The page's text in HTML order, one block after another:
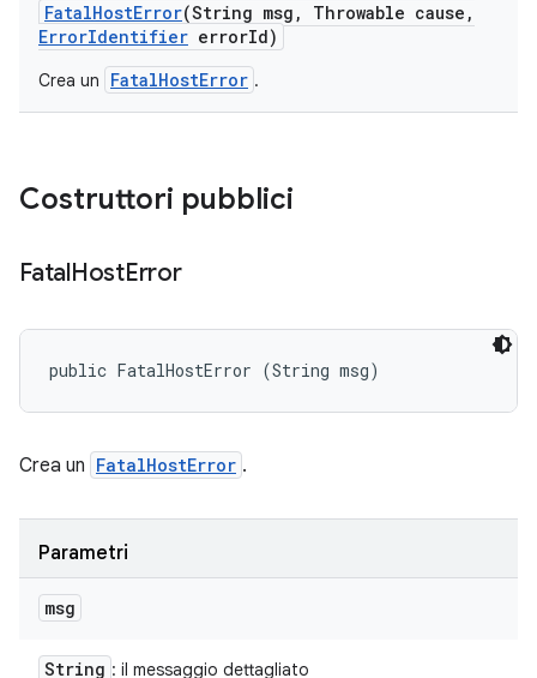
FatalHostError(String msg , Throwable cause ,
ErrorIdentifier errorId)
Crea un FatalHostError .
Costruttori pubblici
FatalHostError
public FatalHostError (String msg)
Crea un FatalHostError .
Parametri
msg
String : il messaggio dettagliato